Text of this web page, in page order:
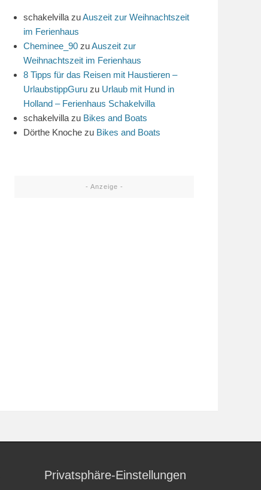
schakelvilla zuAuszeit zur Weihnachtszeit
im Ferienhaus
Cheminee_90 zuAuszeit zur
Weihnachtszeit im Ferienhaus
8 Tipps für das Reisen mit Haustieren –
UrlaubstippGuru zu Urlaub mit Hund in
Holland – Ferienhaus Schakelvilla
schakelvilla zu Bikes and Boats
Dörthe Knoche zu Bikes and Boats
- Anzeige -
Privatsphäre-Einstellungen